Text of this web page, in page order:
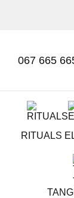
067 665
RITUALS